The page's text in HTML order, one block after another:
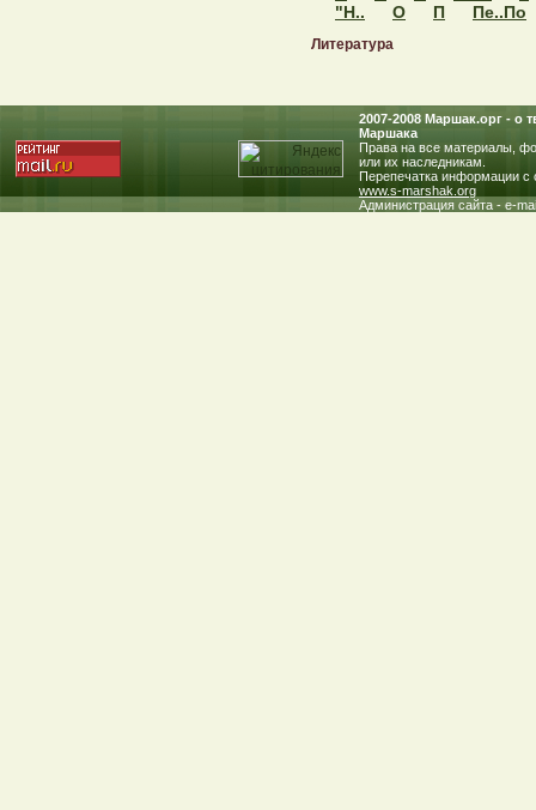
"Н..
О П Пе..По
Литература
2007-2008 Маршак.oрг - о
Маршака
Права на все материалы,
или их наследникам.
Перепечатка информации с
www.s-marshak.org
Администрация сайта - e-